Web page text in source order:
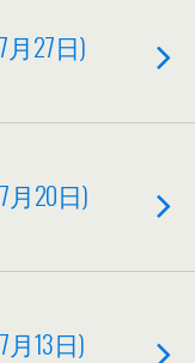
27日)
20日)
13日)